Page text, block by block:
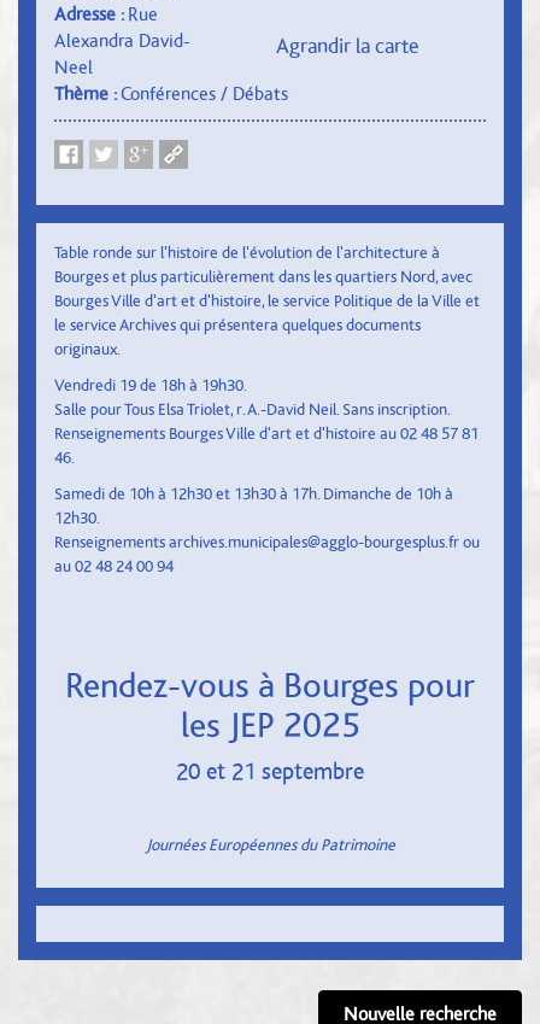
Agrandir la carte
Adresse : Rue
Alexandra David-
Neel
Thème :Conférences / Débats
Table ronde sur l'histoire de l'évolution de l'architecture à
Bourges et plus particulièrement dans les quartiers Nord, avec
Bourges Ville d'art et d'histoire, le service Politique de la Ville et
le service Archives qui présentera quelques documents
originaux.
Vendredi 19 de 18h à 19h30.
Salle pour Tous Elsa Triolet, r. A.-David Neil. Sans inscription.
Renseignements Bourges Ville d'art et d'histoire au 02 48 57 81
46.
Samedi de 10h à 12h30 et 13h30 à 17h. Dimanche de 10h à
12h30.
Renseignements archives.municipales@agglo-bourgesplus.fr ou
au 02 48 24 00 94
Rendez-vous à Bourges pour
les JEP 2025
20 et 21 septembre
Journées Européennes du Patrimoine
Nouvelle recherche